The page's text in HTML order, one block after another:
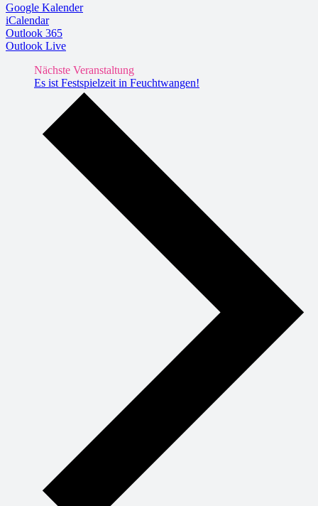
Google Kalender
iCalendar
Outlook 365
Outlook Live
Nächste Veranstaltung
Es ist Festspielzeit in Feuchtwangen!